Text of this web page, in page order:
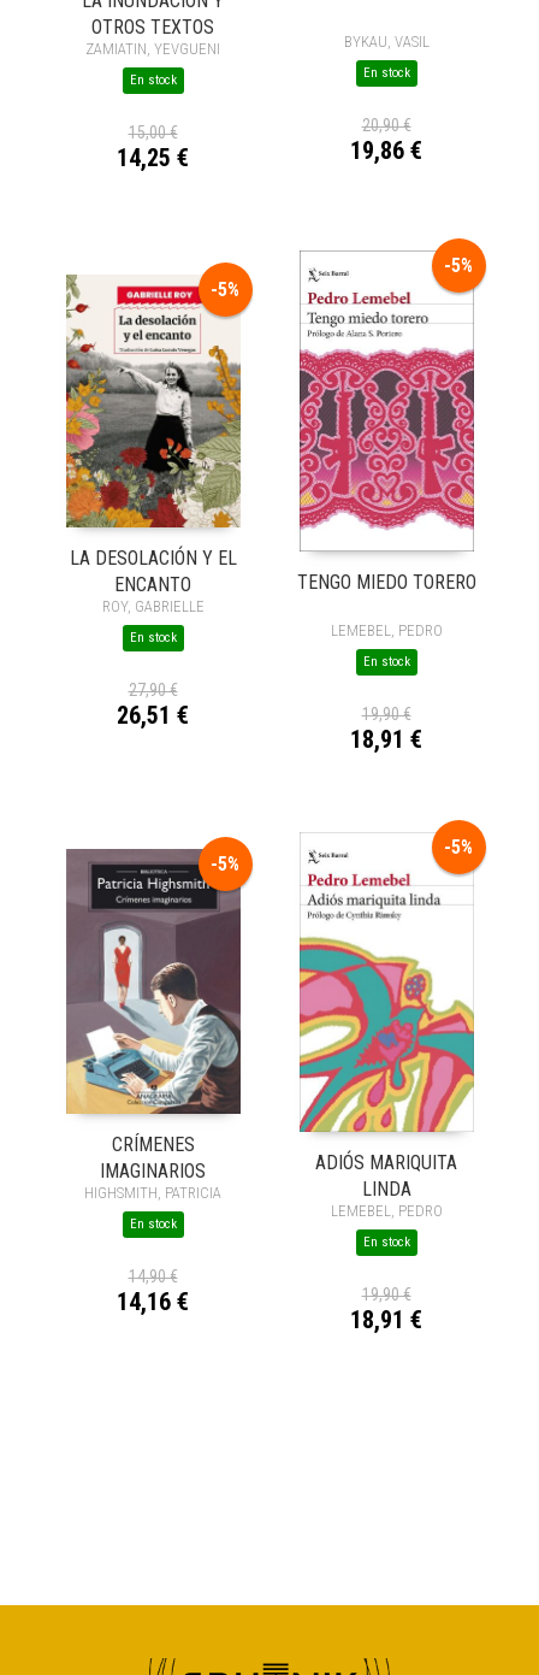
OTROS TEXTOS
ZAMIATIN, YEVGUENI
En stock
15,00 €
14,25 €
BYKAU, VASIL
En stock
20,90 €
19,86 €
-5%
LA DESOLACIÓN Y EL
ENCANTO
ROY, GABRIELLE
En stock
27,90 €
26,51 €
-5%
TENGO MIEDO TORERO
LEMEBEL, PEDRO
En stock
19,90 €
18,91 €
-5%
CRÍMENES
IMAGINARIOS
HIGHSMITH, PATRICIA
En stock
14,90 €
14,16 €
-5%
ADIÓS MARIQUITA
LINDA
LEMEBEL, PEDRO
En stock
19,90 €
18,91 €